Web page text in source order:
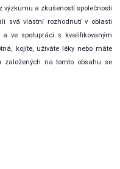
a zkušeností společnosti
svá vlastní rozhodnutí v oblasti
ve spolupráci s kvalifikovaným
kojíte, užíváte léky nebo máte
založených na tomto obsahu se